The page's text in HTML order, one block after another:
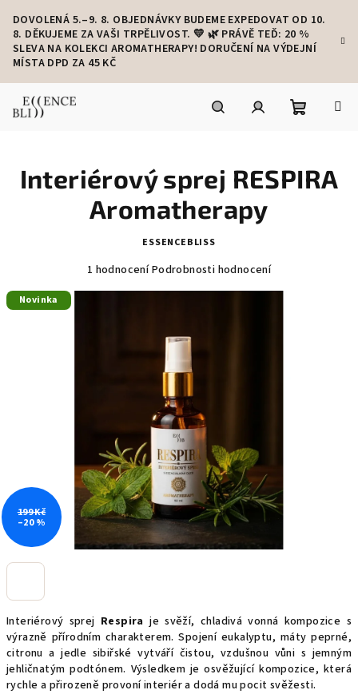
obsah
DOVOLENÁ 5.–9. 8. OBJEDNÁVKY BUDEME EXPEDOVAT OD 10.
8. DĚKUJEME ZA VAŠI TRPĚLIVOST. 💛 🌿 PRÁVĚ TEĎ: 20 %
SLEVA NA KOLEKCI AROMATHERAPY! DORUČENÍ NA VÝDEJNÍ
MÍSTA DPD ZA 45 KČ
košík
Interiérový sprej Respira je svěží, chladivá vonná kompozice s
výrazně přírodním charakterem. Spojení eukalyptu, máty peprné,
citronu a jedle sibiřské vytváří čistou, vzdušnou vůni s jemným
jehličnatým podtónem. Výsledkem je osvěžující kompozice, která
rychle a přirozeně provoní interiér a dodá mu pocit svěžesti.
Interiérový sprej RESPIRA
Aromatherapy
ESSENCEBLISS
produktu
1 hodnoceníPodrobnosti hodnocení
Novinka
199 Kč
–20 %